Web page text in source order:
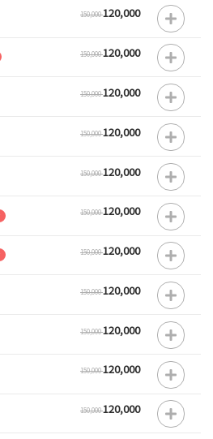
150,000120,000
150,000120,000
150,000120,000
150,000120,000
150,000120,000
150,000120,000
150,000120,000
150,000120,000
150,000120,000
150,000120,000
150,000120,000